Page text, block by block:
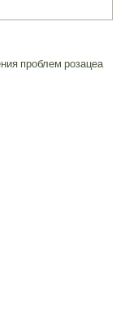
проблем розацеа